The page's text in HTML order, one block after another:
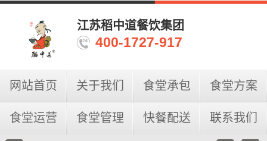
江苏稻中道餐饮集团
400-1727-917
网站首页 关于我们 食堂承包 食堂方案
食堂运营 食堂管理 快餐配送 联系我们